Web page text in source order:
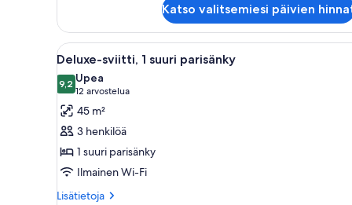
yhden
hengen
sänkyä
Katso valitsemiesi päivien
Avaa
kaikki
huonetyypin
Deluxe-
sviitti,
1
suuri
parisänky
kuvat
Hotellihuone, jossa on
5
Deluxe-sviitti, 1 suuri parisänky
9,29,2 kautta 10
Upea
12 arvostelua
(12
arvostelua)
45 m²
3 henkilöä
1 suuri parisänky
Ilmainen Wi-Fi
Lisätietoja
Lisätietoja